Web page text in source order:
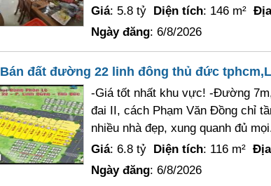
Giá: 5.8 tỷ Diện tích: 146 m²
Ngày đăng: 6/8/2026
Bán đất đường 22 linh đông thủ đức
-Giá tốt nhất khu vực! -Đường
đai II, cách Phạm Văn Đồng chỉ
nhiều nhà đẹp, xung quanh đủ
Giá: 6.8 tỷ Diện tích: 116 m²
Ngày đăng: 6/8/2026